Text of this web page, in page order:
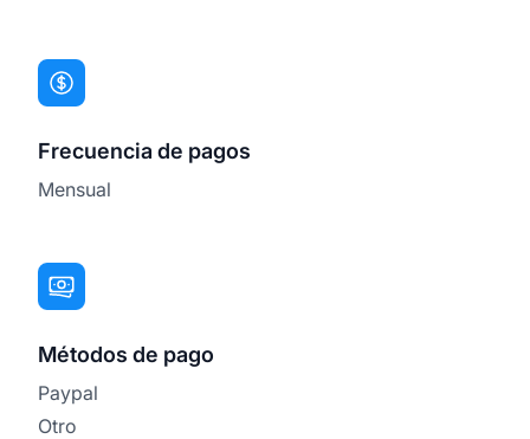
Frecuencia de pagos
Mensual
Métodos de pago
Paypal
Otro